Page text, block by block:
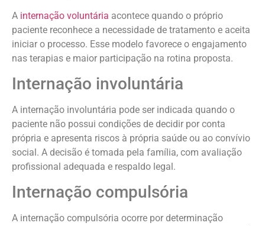
A internação voluntária acontece quando o próprio
paciente reconhece a necessidade de tratamento e aceita
iniciar o processo. Esse modelo favorece o engajamento
nas terapias e maior participação na rotina proposta.
Internação involuntária
A internação involuntária pode ser indicada quando o
paciente não possui condições de decidir por conta
própria e apresenta riscos à própria saúde ou ao convívio
social. A decisão é tomada pela família, com avaliação
profissional adequada e respaldo legal.
Internação compulsória
A internação compulsória ocorre por determinação